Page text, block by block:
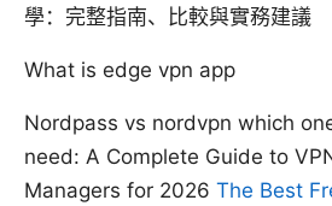
學：完整指南、比較與實務建議
What is edge vpn app
Nordpass vs nordvpn which
need: A Complete Guide to
Managers for 2026 The Best